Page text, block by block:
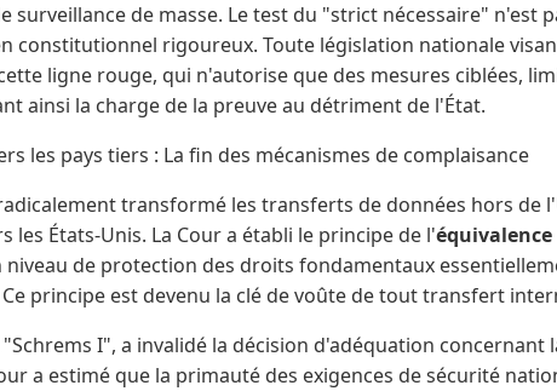
surveillance de masse. Le test du "strict nécessaire" n'est
constitutionnel rigoureux. Toute législation nationale
ligne rouge, qui n'autorise que des mesures ciblées,
ainsi la charge de la preuve au détriment de l'État.
les pays tiers : La fin des mécanismes de complaisance
transformé les transferts de données hors de
les États-Unis. La Cour a établi le principe de l'
de protection des droits fondamentaux
principe est devenu la clé de voûte de tout transfert
I", a invalidé la décision d'adéquation concernant
a estimé que la primauté des exigences de sécurité